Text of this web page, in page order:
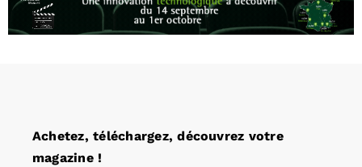
RH et emploi
Agenda
Achetez, téléchargez, découvrez votre
magazine !